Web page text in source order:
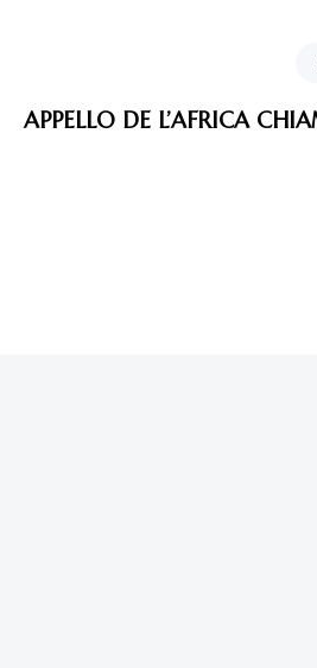
APPELLO DE L’AFRICA